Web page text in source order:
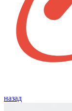
назад